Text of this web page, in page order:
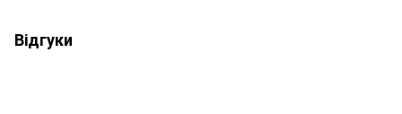
Відгуки